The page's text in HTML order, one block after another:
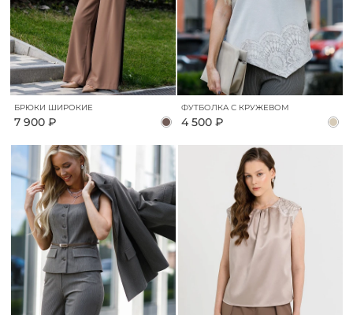
БРЮКИ ШИРОКИЕ
7 900 ₽
ФУТБОЛКА С КРУЖЕВОМ
4 500 ₽